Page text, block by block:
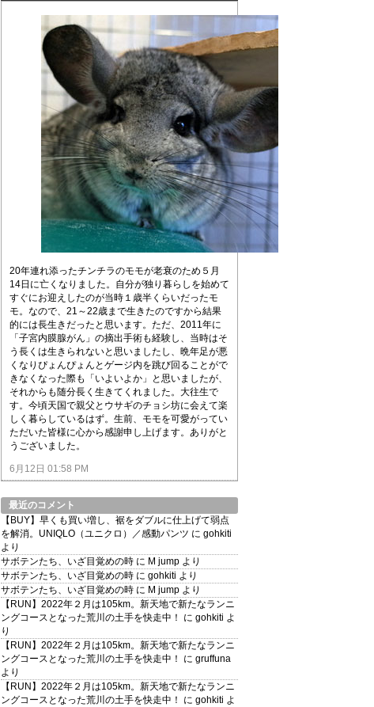
20年連れ添ったチンチラのモモが老衰のため５月
14日に亡くなりました。自分が独り暮らしを始めて
すぐにお迎えしたのが当時１歳半くらいだったモ
モ。なので、21～22歳まで生きたのですから結果
的には長生きだったと思います。ただ、2011年に
「子宮内膜腺がん」の摘出手術も経験し、当時はそ
う長くは生きられないと思いましたし、晩年足が悪
くなりぴょんぴょんとゲージ内を跳び回ることがで
きなくなった際も「いよいよか」と思いましたが、
それからも随分長く生きてくれました。大往生で
す。今頃天国で親父とウサギのチョシ坊に会えて楽
しく暮らしているはず。生前、モモを可愛がってい
ただいた皆様に心から感謝申し上げます。ありがと
うございました。
6月12日 01:58 PM
最近のコメント
【BUY】早くも買い増し、裾をダブルに仕上げて弱点
を解消。UNIQLO（ユニクロ）／感動パンツ に gohkiti
より
サボテンたち、いざ目覚めの時 に M jump より
サボテンたち、いざ目覚めの時 に gohkiti より
サボテンたち、いざ目覚めの時 に M jump より
【RUN】2022年２月は105km。新天地で新たなランニ
ングコースとなった荒川の土手を快走中！
に gohkiti よ
り
【RUN】2022年２月は105km。新天地で新たなランニ
ングコースとなった荒川の土手を快走中！
に gruffuna
より
【RUN】2022年２月は105km。新天地で新たなランニ
ングコースとなった荒川の土手を快走中！
に gohkiti よ